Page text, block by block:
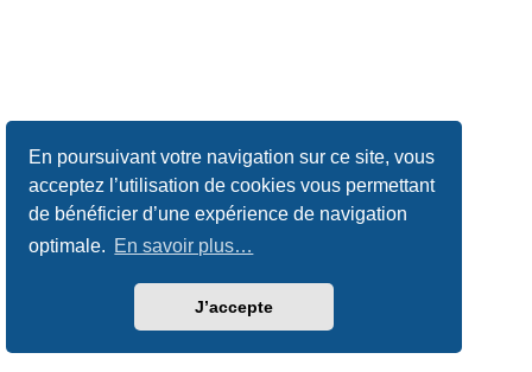
En poursuivant votre navigation sur ce site, vous
acceptez l’utilisation de cookies vous permettant
de bénéficier d’une expérience de navigation
optimale. En savoir plus…
J’accepte